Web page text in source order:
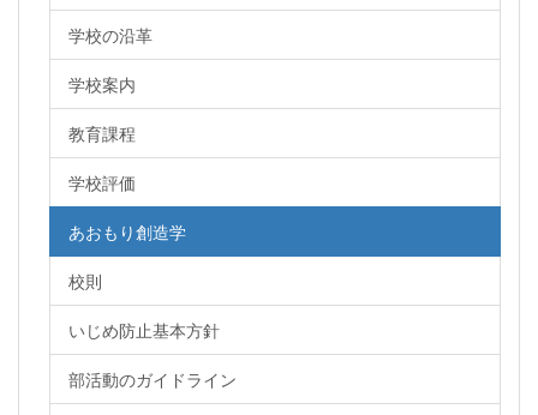
学校の沿革
学校案内
教育課程
学校評価
あおもり創造学
校則
いじめ防止基本方針
部活動のガイドライン